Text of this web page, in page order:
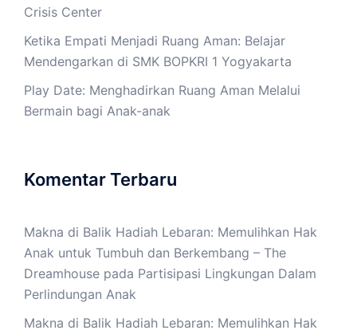
Crisis Center
Ketika Empati Menjadi Ruang Aman: Belajar
Mendengarkan di SMK BOPKRI 1 Yogyakarta
Play Date: Menghadirkan Ruang Aman Melalui
Bermain bagi Anak-anak
Komentar Terbaru
Makna di Balik Hadiah Lebaran: Memulihkan Hak
Anak untuk Tumbuh dan Berkembang – The
Dreamhouse pada Partisipasi Lingkungan Dalam
Perlindungan Anak
Makna di Balik Hadiah Lebaran: Memulihkan Hak